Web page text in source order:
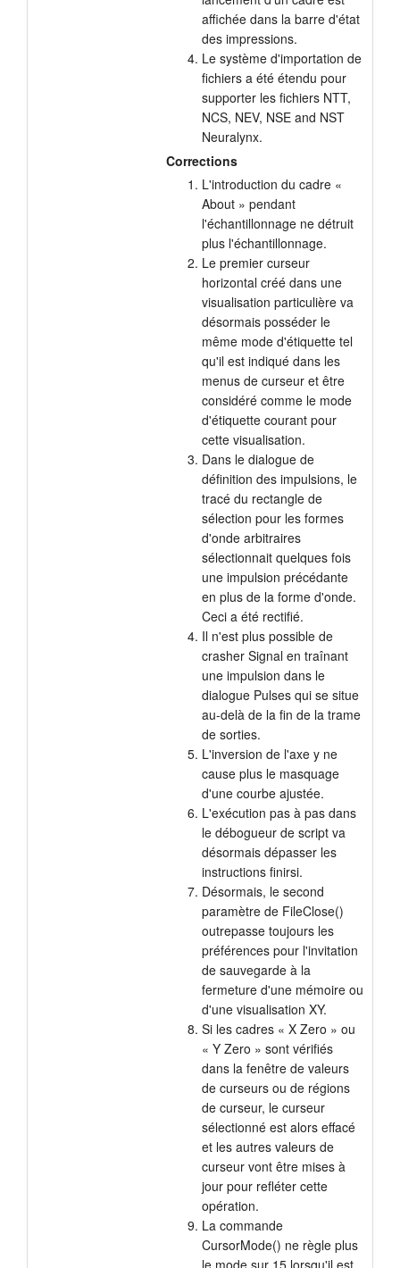
affichée dans la barre d'état
des impressions.
Le système d'importation de
fichiers a été étendu pour
supporter les fichiers NTT,
NCS, NEV, NSE and NST
Neuralynx.
Corrections
L'introduction du cadre «
About » pendant
l'échantillonnage ne détruit
plus l'échantillonnage.
Le premier curseur
horizontal créé dans une
visualisation particulière va
désormais posséder le
même mode d'étiquette tel
qu'il est indiqué dans les
menus de curseur et être
considéré comme le mode
d'étiquette courant pour
cette visualisation.
Dans le dialogue de
définition des impulsions, le
tracé du rectangle de
sélection pour les formes
d'onde arbitraires
sélectionnait quelques fois
une impulsion précédante
en plus de la forme d'onde.
Ceci a été rectifié.
Il n'est plus possible de
crasher Signal en traînant
une impulsion dans le
dialogue Pulses qui se situe
au-delà de la fin de la trame
de sorties.
L'inversion de l'axe y ne
cause plus le masquage
d'une courbe ajustée.
L'exécution pas à pas dans
le débogueur de script va
désormais dépasser les
instructions finirsi.
Désormais, le second
paramètre de FileClose()
outrepasse toujours les
préférences pour l'invitation
de sauvegarde à la
fermeture d'une mémoire ou
d'une visualisation XY.
Si les cadres « X Zero » ou
« Y Zero » sont vérifiés
dans la fenêtre de valeurs
de curseurs ou de régions
de curseur, le curseur
sélectionné est alors effacé
et les autres valeurs de
curseur vont être mises à
jour pour refléter cette
opération.
La commande
CursorMode() ne règle plus